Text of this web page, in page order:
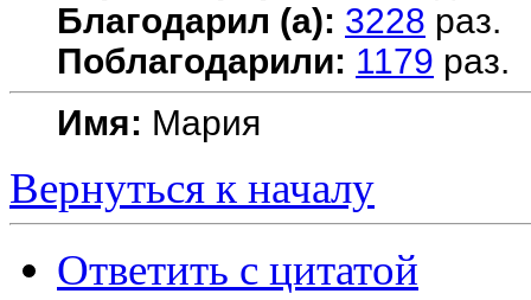
Благодарил (а): 3228 раз.
Поблагодарили: 1179 раз.
Имя: Мария
Вернуться к началу
Ответить с цитатой